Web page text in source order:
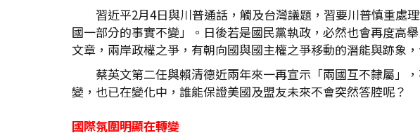
習近平2月4日與川普通話，觸及台灣議題，習要川普慎重處
國一部分的事實不變」。日後若是國民黨執政，必然也會再度高
文章，兩岸政權之爭，有朝向國與國主權之爭移動的潛能與跡象
蔡英文第二任與賴清德近兩年來一再宣示「兩國互不隸屬」
變，也已在變化中，誰能保證美國及盟友未來不會突然答腔呢？
國際氛圍明顯在轉變